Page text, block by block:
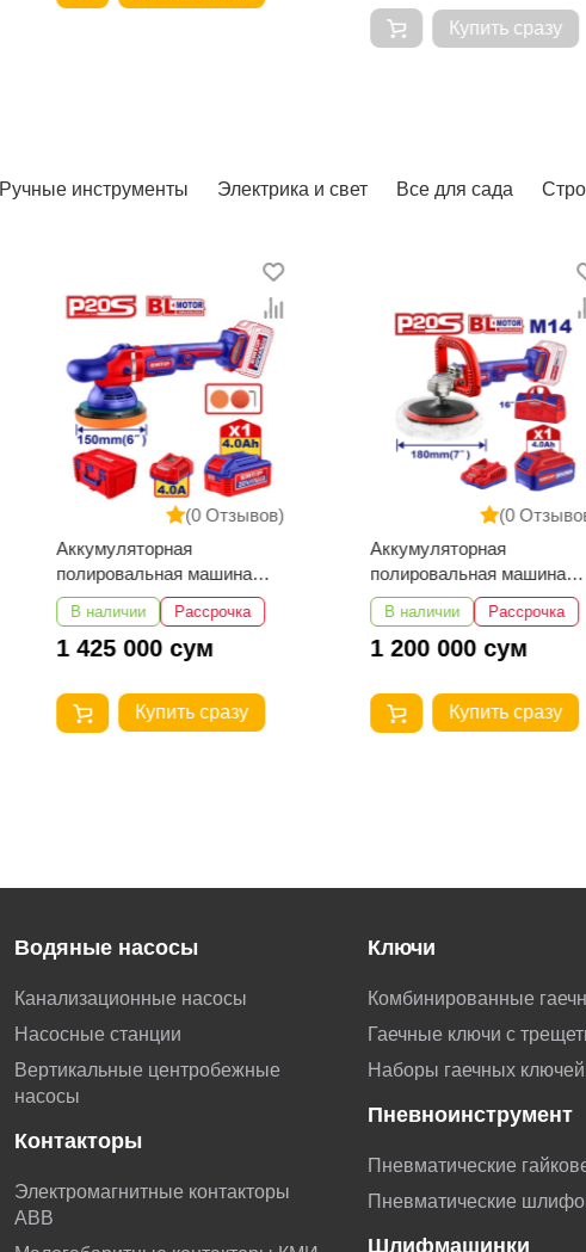
Купить сразу
Ручные инструменты Электрика и свет Все для сада
(0 Отзывов)
Аккумуляторная
полировальная машина
EMTOP ELAP20158
В наличии Рассрочка
1 425 000 сум
Купить сразу
(0
Аккумуляторная
полировальная машина
EMTOP ELAP20188
В наличии Рассрочка
1 200 000 сум
Купить сразу
Водяные насосы
Канализационные насосы
Насосные станции
Вертикальные центробежные
насосы
Контакторы
Электромагнитные контакторы
АВВ
Ключи
Комбинированные
Гаечные ключи с
Наборы гаечных ключей
Пневноинструмент
Пневматические
Пневматические
Шлифмашинки